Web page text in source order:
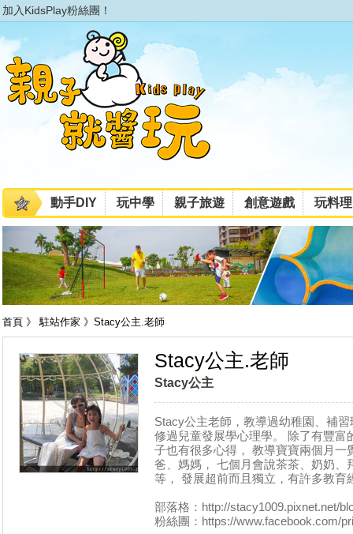
加入KidsPlay粉絲團！
動手DIY 玩中學 親子旅遊 創意遊戲 玩料理
首頁 》 駐站作家 》Stacy公主.老師
Stacy公主.老師
Stacy公主
Stacy公主老師，教導過幼稚園、補
修過兒童發展學心理學。 除了有豐富
子也有很多心得， 教導寶寶兩個月一
爸、媽媽， 七個月會說茶茶、奶奶
等， 發展超前而且獨立，有許多教育
部落格：http://stacy1009.pixnet.net/
粉絲團：https://www.facebook.com/